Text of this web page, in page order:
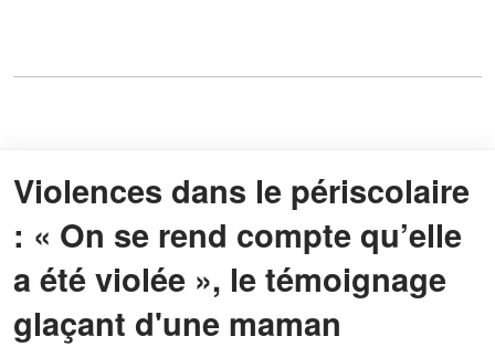
Violences dans le périscolaire
: « On se rend compte qu’elle
a été violée », le témoignage
glaçant d'une maman